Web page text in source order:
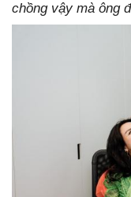
chồng vậy mà ông